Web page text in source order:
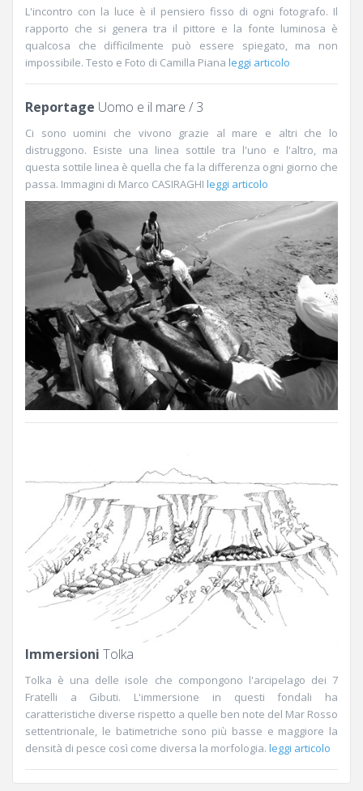
L'incontro con la luce è il pensiero fisso di ogni fotografo. Il
rapporto che si genera tra il pittore e la fonte luminosa è
qualcosa che difficilmente può essere spiegato, ma non
impossibile. Testo e Foto di Camilla Piana leggi articolo
Reportage Uomo e il mare / 3
Ci sono uomini che vivono grazie al mare e altri che lo
distruggono. Esiste una linea sottile tra l'uno e l'altro, ma
questa sottile linea è quella che fa la differenza ogni giorno che
passa. Immagini di Marco CASIRAGHI leggi articolo
Immersioni Tolka
Tolka è una delle isole che compongono l'arcipelago dei 7
Fratelli a Gibuti. L'immersione in questi fondali ha
caratteristiche diverse rispetto a quelle ben note del Mar Rosso
settentrionale, le batimetriche sono più basse e maggiore la
densità di pesce così come diversa la morfologia. leggi articolo